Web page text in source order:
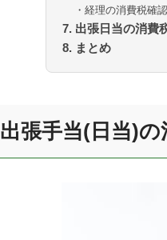
・経理の消費税確
7. 出張日当の消費
8. まとめ
出張手当(日当)の